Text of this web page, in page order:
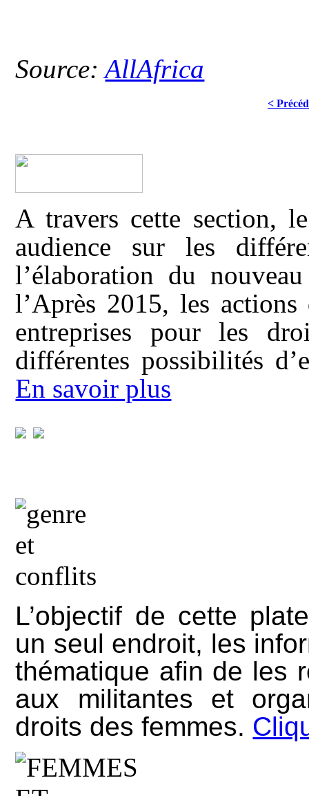
Source:AllAfrica
<
A travers cette section,
audience sur les
l’élaboration du
l’Après 2015, les
entreprises pour les
différentes possibilités
En savoir plus
L’objectif de cette
un seul endroit, les
thématique afin de les
aux militantes et
droits des femmes.